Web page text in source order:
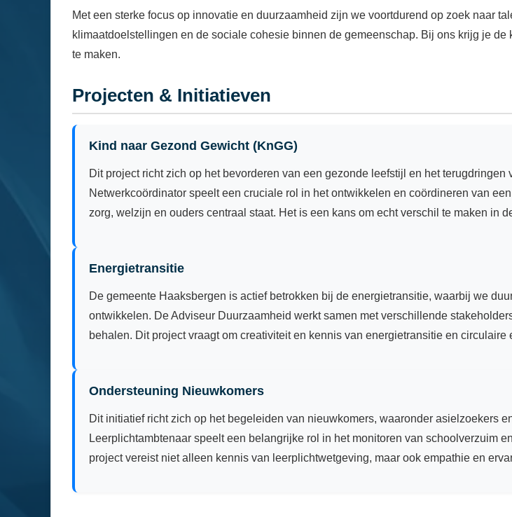
Met een sterke focus op innovatie en duurzaamheid zijn we voortdurend op zoek naar
klimaatdoelstellingen en de sociale cohesie binnen de gemeenschap. Bij ons krijg je
te maken.
Projecten & Initiatieven
Kind naar Gezond Gewicht (KnGG)
Dit project richt zich op het bevorderen van een gezonde leefstijl en het
Netwerkcoördinator speelt een cruciale rol in het ontwikkelen en coördineren van
zorg, welzijn en ouders centraal staat. Het is een kans om echt verschil te maken in
Energietransitie
De gemeente Haaksbergen is actief betrokken bij de energietransitie, waarbij we
ontwikkelen. De Adviseur Duurzaamheid werkt samen met verschillende
behalen. Dit project vraagt om creativiteit en kennis van energietransitie en circulaire
Ondersteuning Nieuwkomers
Dit initiatief richt zich op het begeleiden van nieuwkomers, waaronder asielzoekers
Leerplichtambtenaar speelt een belangrijke rol in het monitoren van schoolverzuim
project vereist niet alleen kennis van leerplichtwetgeving, maar ook empathie en